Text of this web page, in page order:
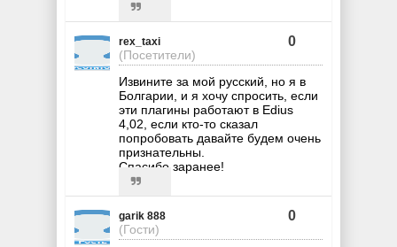
rex_taxi
(Посетители)
0
Извините за мой русский, но я в
Болгарии, и я хочу спросить, если
эти плагины работают в Edius
4,02, если кто-то сказал
попробовать давайте будем очень
признательны.
Спасибо заранее!
garik 888
(Гости)
0